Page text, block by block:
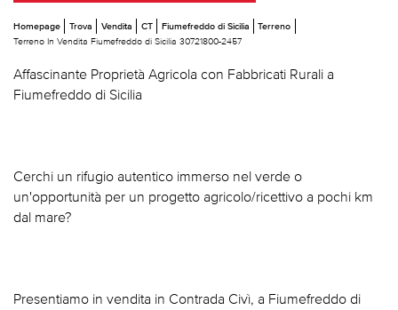
Homepage Trova Vendita CT Fiumefreddo di Sicilia
Terreno
Terreno In Vendita Fiumefreddo di Sicilia 30721800-2457
Affascinante Proprietà Agricola con Fabbricati Rurali a
Fiumefreddo di Sicilia
Cerchi un rifugio autentico immerso nel verde o
un'opportunità per un progetto agricolo/ricettivo a pochi km
dal mare?
Presentiamo in vendita in Contrada Civì, a Fiumefreddo di